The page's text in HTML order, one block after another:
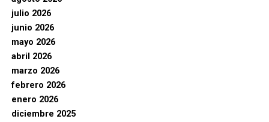
julio 2026
junio 2026
mayo 2026
abril 2026
marzo 2026
febrero 2026
enero 2026
diciembre 2025